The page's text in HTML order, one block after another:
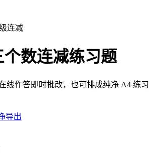
连减
个数连减练习题
线作答即时批改，也可排成纯净 A4 练习
导出